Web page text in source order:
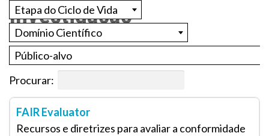
Investigação
Etapa do Ciclo de Vida
Domínio Científico
Público-alvo
Procurar:
FAIR Evaluator
Recursos e diretrizes para avaliar a conformidade